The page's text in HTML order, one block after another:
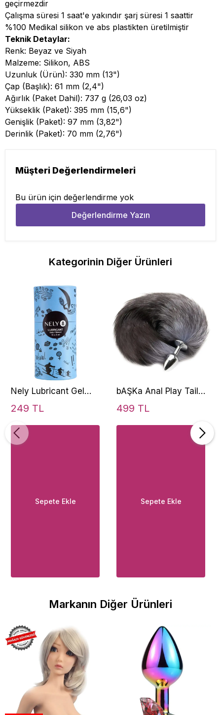
geçirmezdir
Çalışma süresi 1 saat'e yakındır şarj süresi 1 saattir
%100 Medikal silikon ve abs plastikten üretilmiştir
Teknik Detaylar:
Renk: Beyaz ve Siyah
Malzeme: Silikon, ABS
Uzunluk (Ürün): 330 mm (13")
Çap (Başlık): 61 mm (2,4")
Ağırlık (Paket Dahil): 737 g (26,03 oz)
Yükseklik (Paket): 395 mm (15,6")
Genişlik (Paket): 97 mm (3,82")
Derinlik (Paket): 70 mm (2,76")
Müşteri Değerlendirmeleri
Bu ürün için değerlendirme yok
Değerlendirme Yazın
Kategorinin Diğer Ürünleri
Nely Lubricant Gel
15x5 ml
249 TL
Sepete Ekle
bAŞKa Anal Play Tail
Butt Small Metal
Gray
499 TL
Sepete Ekle
Markanın Diğer Ürünleri